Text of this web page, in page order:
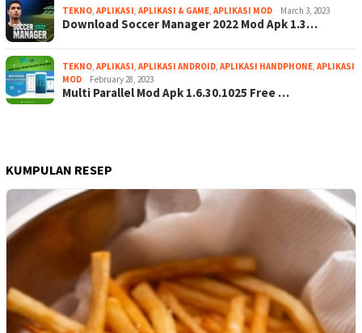
TEKNO, APLIKASI, APLIKASI & GAME, APLIKASI MOD March 3, 2023
Download Soccer Manager 2022 Mod Apk 1.3…
TEKNO, APLIKASI, APLIKASI ANDROID, APLIKASI HANDPHONE, APLIKASI
MOD
February 28, 2023
Multi Parallel Mod Apk 1.6.30.1025 Free …
KUMPULAN RESEP